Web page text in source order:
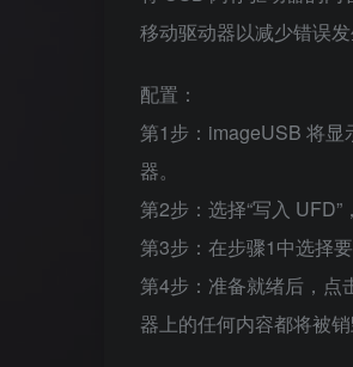
移动驱动器以减少错误
配置：
第1步：imageUSB 将显
器。
第2步：选择“写入
第3步：在步骤1中选择
第4步：准备就绪后，点
器上的任何内容都将被销